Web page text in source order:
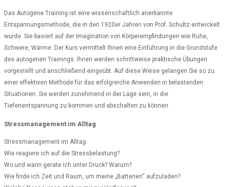
Das Autogene Training ist eine wissenschaftlich anerkannte
Entspannungsmethode, die in den 1920er Jahren von Prof. Schultz entwickelt
wurde. Sie basiert auf der Imagination von Körperempfindungen wie Ruhe,
Schwere, Wärme. Der Kurs vermittelt Ihnen eine Einführung in die Grundstufe
des autogenen Trainings. Ihnen werden schrittweise praktische Übungen
vorgestellt und anschließend eingeübt. Auf diese Weise gelangen Sie so zu
einer effektiven Methode für das erfolgreiche Anwenden in belastenden
Situationen. Sie werden zunehmend in der Lage sein, in die
Tiefenentspannung zu kommen und abschalten zu können.
Stressmanagement im Alltag
Stressmanagement im Alltag
Wie reagiere ich auf die Stressbelastung?
Wo und wann gerate ich unter Druck? Warum?
Wie finde ich Zeit und Raum, um meine „Batterien“ aufzuladen?